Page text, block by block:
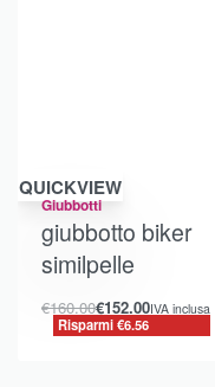
Risparmi €6.56
QUICKVIEW
Giubbotti
giubbotto biker
similpelle
€160.00€152.00IVA inclusa
Risparmi €6.56